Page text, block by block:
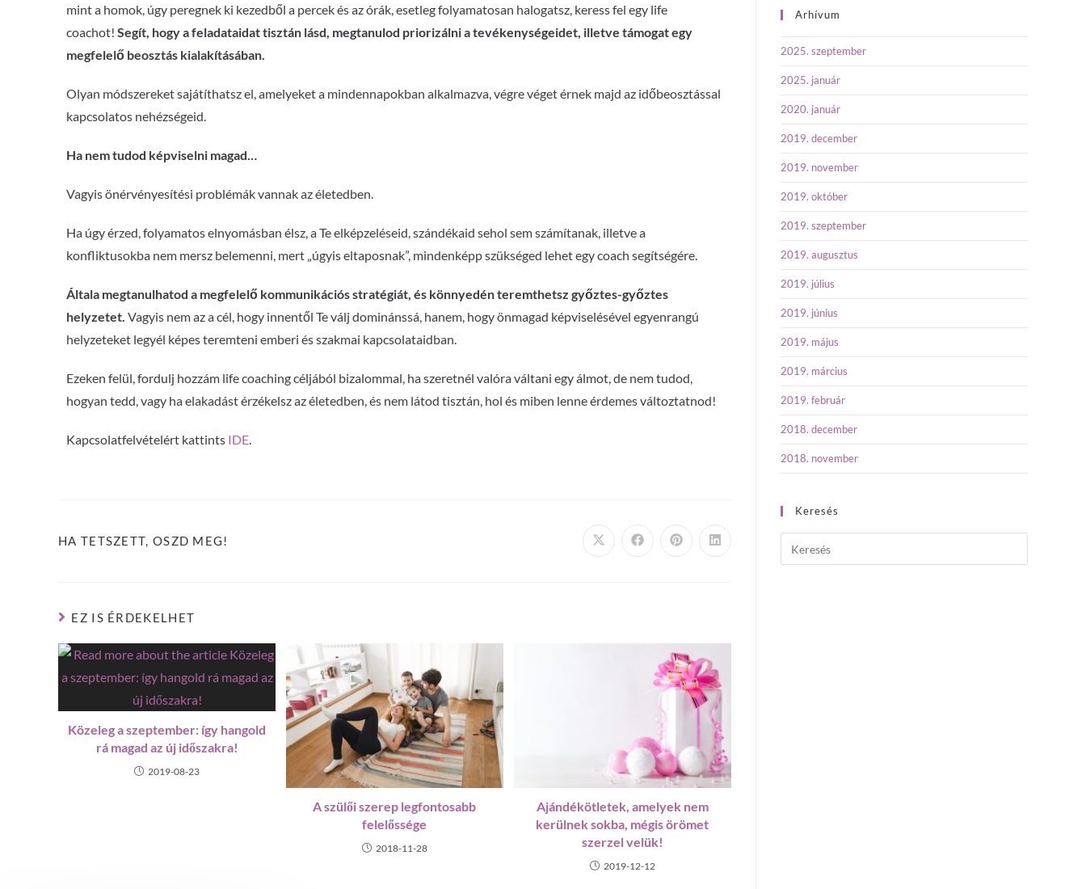
mint a homok, úgy peregnek ki kezedből a percek és az órák, esetleg folyamatosan halogatsz, keress fel egy life
coachot! Segít, hogy a feladataidat tisztán lásd, megtanulod priorizálni a tevékenységeidet, illetve támogat egy
megfelelő beosztás kialakításában.
Olyan módszereket sajátíthatsz el, amelyeket a mindennapokban alkalmazva, végre véget érnek majd az időbeosztással
kapcsolatos nehézségeid.
Ha nem tudod képviselni magad…
Vagyis önérvényesítési problémák vannak az életedben.
Ha úgy érzed, folyamatos elnyomásban élsz, a Te elképzeléseid, szándékaid sehol sem számítanak, illetve a
konfliktusokba nem mersz belemenni, mert „úgyis eltaposnak”, mindenképp szükséged lehet egy coach segítségére.
Általa megtanulhatod a megfelelő kommunikációs stratégiát, és könnyedén teremthetsz győztes-győztes
helyzetet. Vagyis nem az a cél, hogy innentől Te válj dominánssá, hanem, hogy önmagad képviselésével egyenrangú
helyzeteket legyél képes teremteni emberi és szakmai kapcsolataidban.
Ezeken felül, fordulj hozzám life coaching céljából bizalommal, ha szeretnél valóra váltani egy álmot, de nem tudod,
hogyan tedd, vagy ha elakadást érzékelsz az életedben, és nem látod tisztán, hol és miben lenne érdemes változtatnod!
Kapcsolatfelvételért kattints IDE.
HA TETSZETT, OSZD MEG!
EZ IS ÉRDEKELHET
Közeleg a szeptember: így hangold
rá magad az új időszakra!
2019-08-23
A szülői szerep legfontosabb
felelőssége
2018-11-28
Ajándékötletek, amelyek nem
kerülnek sokba, mégis örömet
szerzel velük!
2019-12-12
Arhívum
2025. szeptember
2025. január
2020. január
2019. december
2019. november
2019. október
2019. szeptember
2019. augusztus
2019. július
2019. június
2019. május
2019. március
2019. február
2018. december
2018. november
Keresés